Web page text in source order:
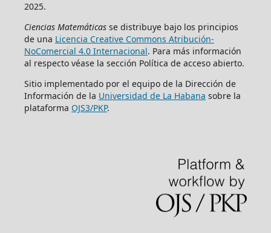
2025.
Ciencias Matemáticasse distribuye bajo los principios
de una Licencia Creative Commons Atribución-
NoComercial 4.0 Internacional. Para más información
al respecto véase la sección Política de acceso abierto.
Sitio implementado por el equipo de la Dirección de
Información de la Universidad de La Habana sobre la
plataforma OJS3/PKP.